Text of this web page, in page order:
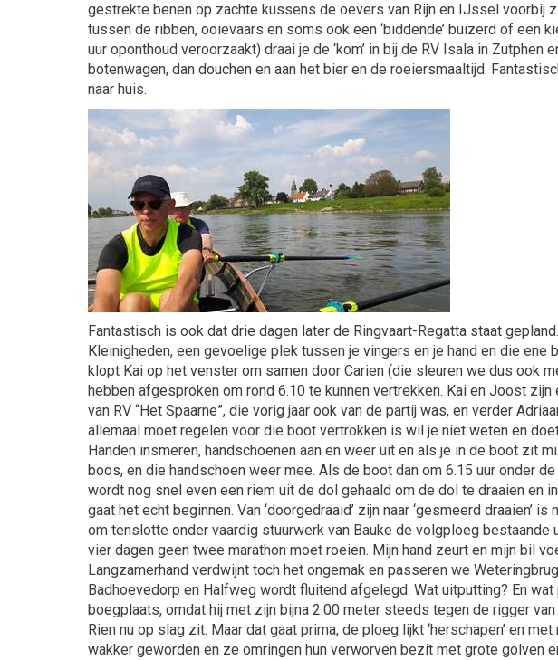
gestrekte benen op zachte kussens de oevers van Rijn en IJssel voorbij
tussen de ribben, ooievaars en soms ook een ‘biddende’ buizerd of een
uur oponthoud veroorzaakt) draai je de ‘kom’ in bij de RV Isala in
botenwagen, dan douchen en aan het bier en de roeiersmaaltijd.
naar huis.
Fantastisch is ook dat drie dagen later de Ringvaart-Regatta staat
Kleinigheden, een gevoelige plek tussen je vingers en je hand en die
klopt Kai op het venster om samen door Carien (die sleuren we dus ook
hebben afgesproken om rond 6.10 te kunnen vertrekken. Kai en Joost
van RV “Het Spaarne”, die vorig jaar ook van de partij was, en verder
allemaal moet regelen voor die boot vertrokken is wil je niet weten en
Handen insmeren, handschoenen aan en weer uit en als je in de boot zit
boos, en die handschoen weer mee. Als de boot dan om 6.15 uur onder
wordt nog snel even een riem uit de dol gehaald om de dol te draaien
gaat het echt beginnen. Van ‘doorgedraaid’ zijn naar ‘gesmeerd
om tenslotte onder vaardig stuurwerk van Bauke de volgploeg
vier dagen geen twee marathon moet roeien. Mijn hand zeurt en mijn bil
Langzamerhand verdwijnt toch het ongemak en passeren we
Badhoevedorp en Halfweg wordt fluitend afgelegd. Wat uitputting? En
boegplaats, omdat hij met zijn bijna 2.00 meter steeds tegen de rigger
Rien nu op slag zit. Maar dat gaat prima, de ploeg lijkt ‘herschapen’ en
wakker geworden en ze omringen hun verworven bezit met grote golven